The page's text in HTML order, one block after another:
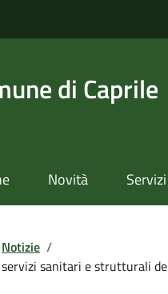
di Caprile
Novità Servizi
Notizie /
sanitari e strutturali